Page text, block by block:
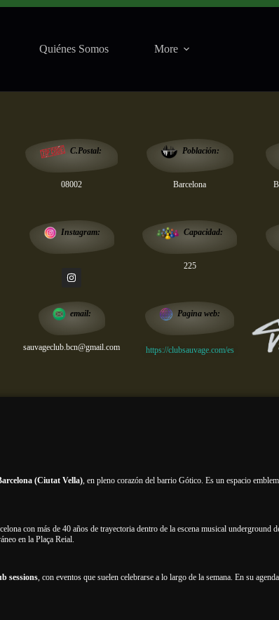
Quiénes Somos More
C.Postal:
08002
Población:
Barcelona
Instagram: Capacidad:
225
email:
sauvageclub.bcn@gmail.com
Pagina web:
https://clubsauvage.com/es
(Ciutat Vella), en pleno corazón del barrio Gótico. Es un espacio
con más de 40 años de trayectoria dentro de la escena musical underground
en la Plaça Reial.
sessions, con eventos que suelen celebrarse a lo largo de la semana. En su